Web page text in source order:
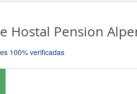
Hostal Pension
100% verificadas